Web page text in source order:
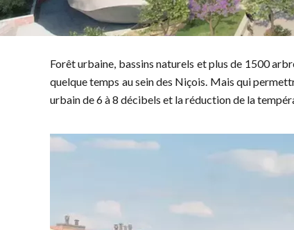
Forêt urbaine, bassins naturels et plus de 1500
quelque temps au sein des Niçois. Mais qui
urbain de 6 à 8 décibels et la réduction de la